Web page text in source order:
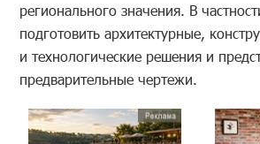
регионального значения. В
подготовить архитектурные,
и технологические решения и
предварительные чертежи.